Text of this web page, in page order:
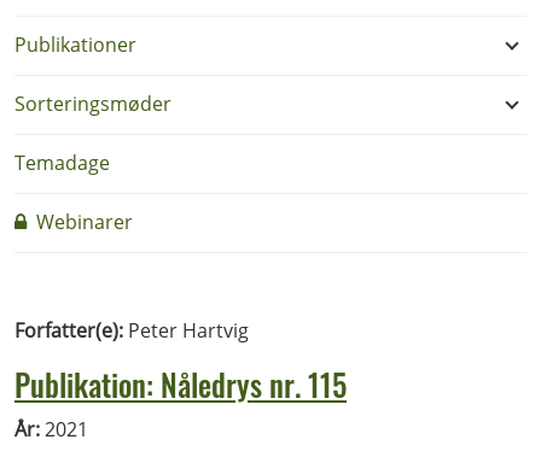
Publikationer
Sorteringsmøder
Temadage
Webinarer
Forfatter(e): Peter Hartvig
Publikation: Nåledrys nr. 115
År:2021